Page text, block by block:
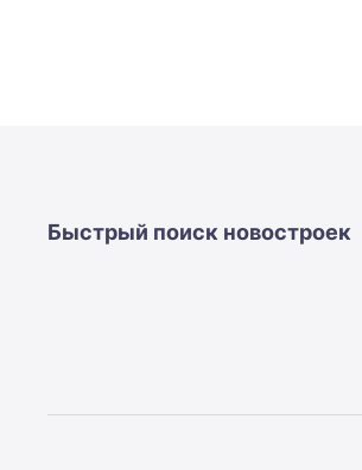
Быстрый поиск новостроек